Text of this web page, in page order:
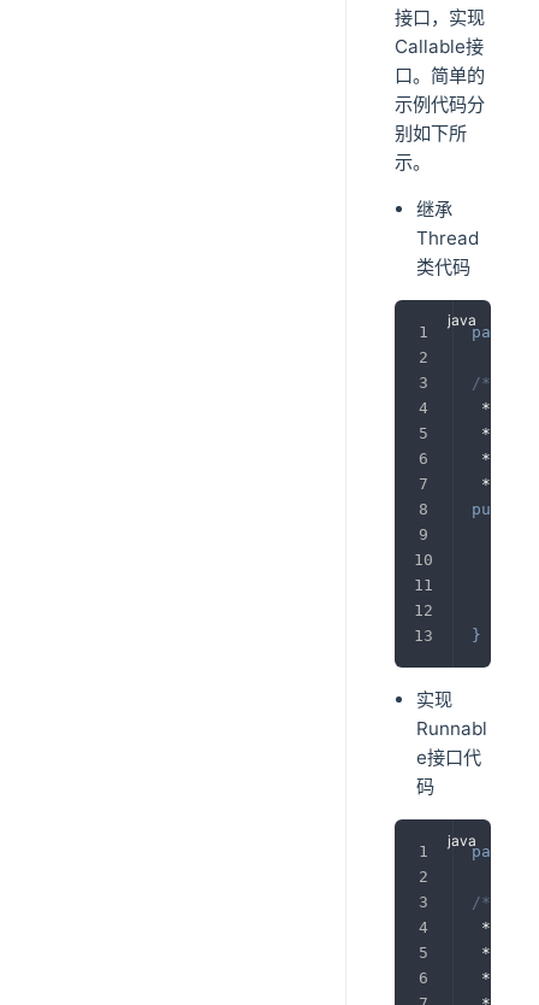
接口，实现
Callable接
口。简单的
示例代码分
别如下所
示。
继承
Thread
类代码
package
/**
*
*
*
*/
public
}
实现
Runnabl
e接口代
码
package
/**
*
*
*